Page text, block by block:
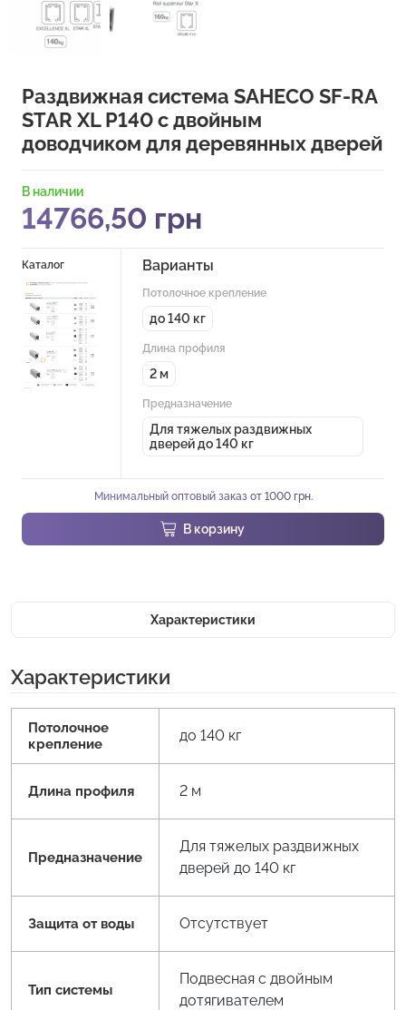
Раздвижная система SAHECO SF-RA
STAR XL P140 с двойным
доводчиком для деревянных дверей
В наличии
14766,50 грн
Каталог Варианты
Потолочное крепление
до 140 кг
Длина профиля
2 м
Предназначение
Для тяжелых раздвижных
дверей до 140 кг
Минимальный оптовый заказ от 1000 грн.
В корзину
Характеристики
Характеристики
Потолочное
крепление
до 140 кг
Длина профиля 2 м
Предназначение
Для тяжелых раздвижных
дверей до 140 кг
Защита от воды Отсутствует
Тип системы
Подвесная с двойным
дотягивателем